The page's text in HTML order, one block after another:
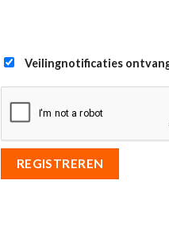
Veilingnotificaties
REGISTREREN